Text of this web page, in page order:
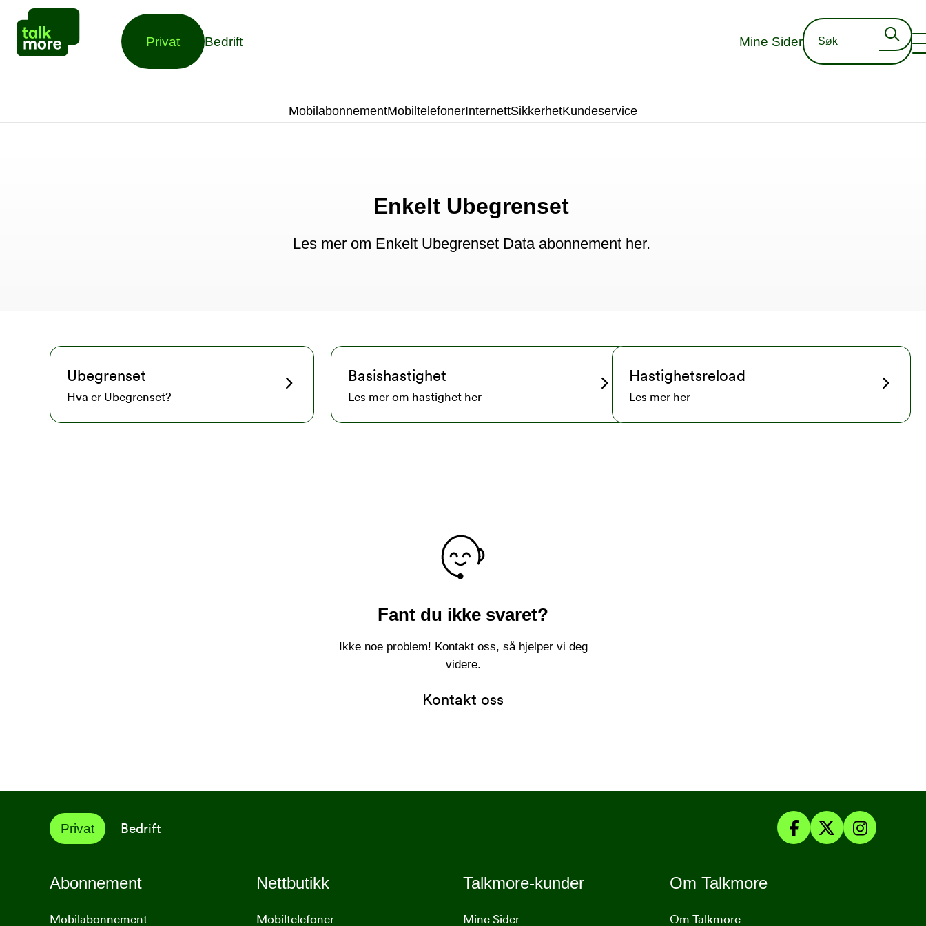
Privat Bedrift Mine Sider
MobilabonnementMobiltelefonerInternettSikkerhetKundeservice
Enkelt Ubegrenset
Les mer om Enkelt Ubegrenset Data abonnement her.
Ubegrenset
Hva er Ubegrenset?
Basishastighet
Les mer om hastighet her
Hastighetsreload
Les mer her
Fant du ikke svaret?
Ikke noe problem! Kontakt oss, så hjelper vi deg
videre.
Kontakt oss
Privat Bedrift
Abonnement
Mobilabonnement
Nettbutikk
Mobiltelefoner
Talkmore-kunder
Mine Sider
Om Talkmore
Om Talkmore